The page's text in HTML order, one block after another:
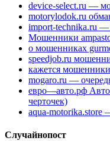
device-select.ru —
motorylodok.ru
import-technika.ru
Мошенники
о мошенниках
speedjob.ru
кажется
mogaro.ru —
евро—авто.рф
черточек)
aqua-
Случайнопост